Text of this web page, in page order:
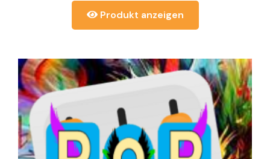
Produkt anzeigen